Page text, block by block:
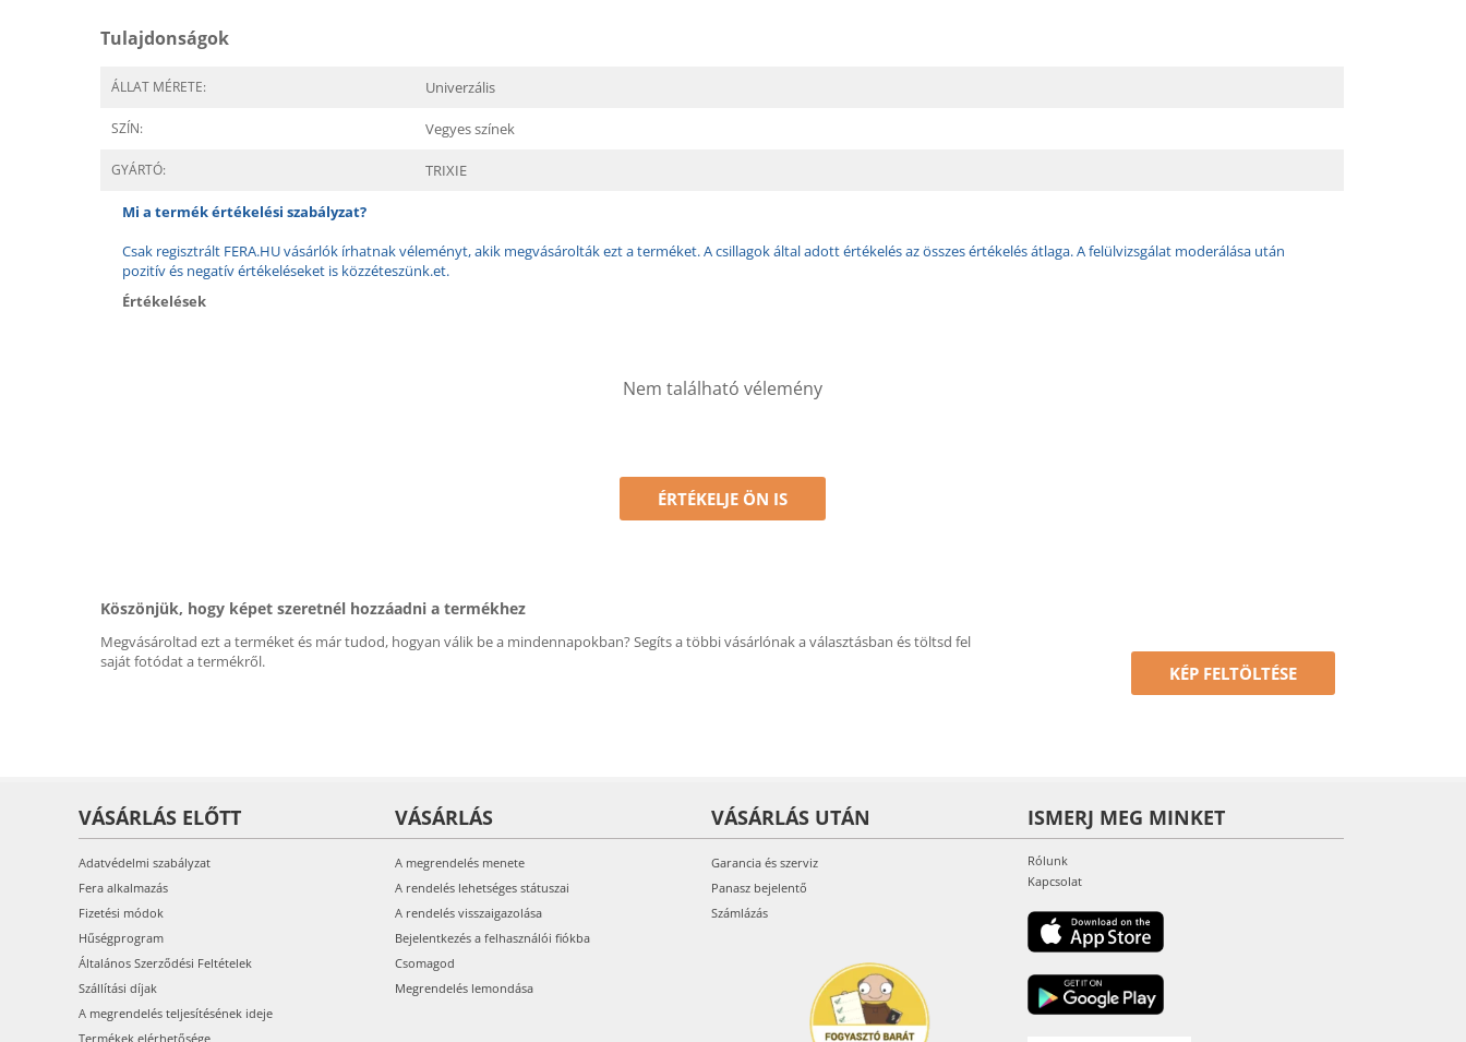
Tulajdonságok
ÁLLAT MÉRETE: Univerzális
SZÍN: Vegyes színek
GYÁRTÓ: TRIXIE
Mi a termék értékelési szabályzat?
Csak regisztrált FERA.HU vásárlók írhatnak véleményt, akik megvásárolták ezt a terméket. A csillagok által adott értékelés az összes értékelés átlaga. A felülvizsgálat moderálása után
pozitív és negatív értékeléseket is közzéteszünk.et.
Értékelések
Nem található vélemény
ÉRTÉKELJE ÖN IS
Köszönjük, hogy képet szeretnél hozzáadni a termékhez
Megvásároltad ezt a terméket és már tudod, hogyan válik be a mindennapokban? Segíts a többi vásárlónak a választásban és töltsd fel
saját fotódat a termékről.
KÉP FELTÖLTÉSE
VÁSÁRLÁS ELŐTT
Adatvédelmi szabályzat
Fera alkalmazás
Fizetési módok
Hűségprogram
Általános Szerződési Feltételek
Szállítási díjak
A megrendelés teljesítésének ideje
Termékek elérhetősége
VÁSÁRLÁS
A megrendelés menete
A rendelés lehetséges státuszai
A rendelés visszaigazolása
Bejelentkezés a felhasználói fiókba
Csomagod
Megrendelés lemondása
VÁSÁRLÁS UTÁN
Garancia és szerviz
Panasz bejelentő
Számlázás
ISMERJ MEG MINKET
Rólunk
Kapcsolat